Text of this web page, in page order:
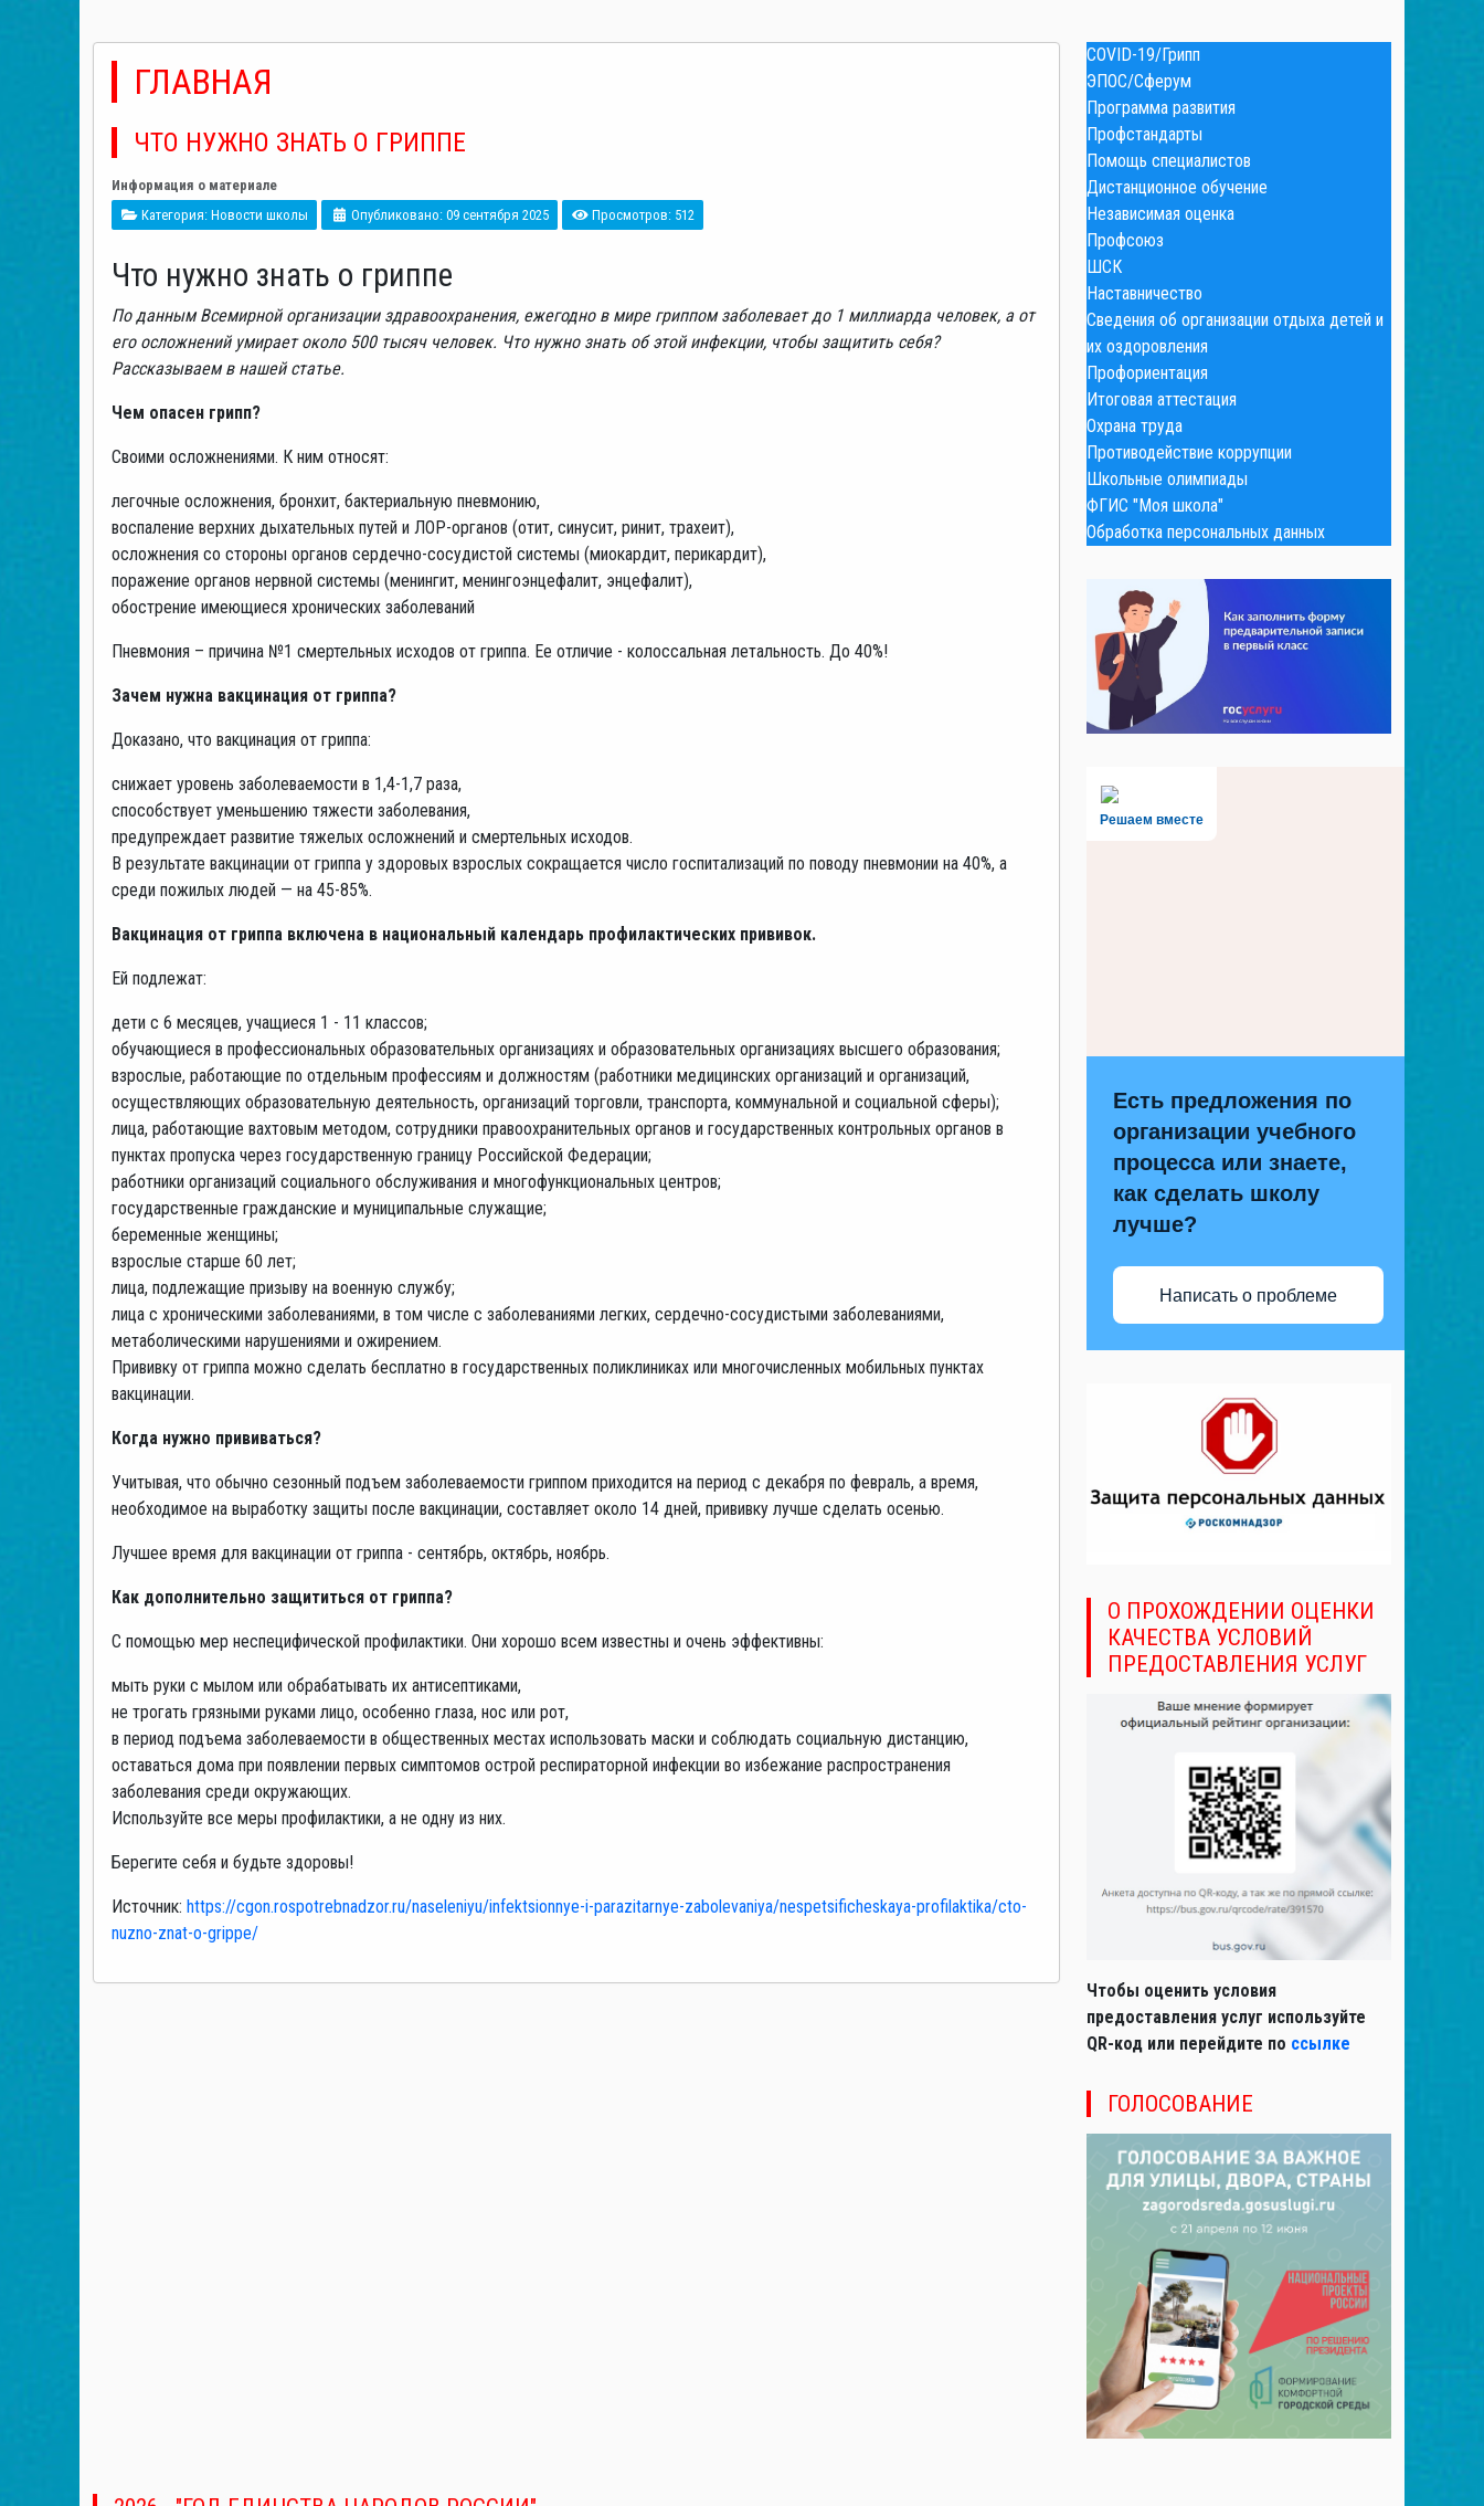
ГЛАВНАЯ
ЧТО НУЖНО ЗНАТЬ О ГРИППЕ
Информация о материале
Категория: Новости школы Опубликовано: 09 сентября 2025 Просмотров: 512
Что нужно знать о гриппе
По данным Всемирной организации здравоохранения, ежегодно в мире гриппом заболевает до 1 миллиарда человек, а от
его осложнений умирает около 500 тысяч человек. Что нужно знать об этой инфекции, чтобы защитить себя?
Рассказываем в нашей статье.
Чем опасен грипп?
Своими осложнениями. К ним относят:
легочные осложнения, бронхит, бактериальную пневмонию,
воспаление верхних дыхательных путей и ЛОР-органов (отит, синусит, ринит, трахеит),
осложнения со стороны органов сердечно-сосудистой системы (миокардит, перикардит),
поражение органов нервной системы (менингит, менингоэнцефалит, энцефалит),
обострение имеющиеся хронических заболеваний
Пневмония – причина №1 смертельных исходов от гриппа. Ее отличие - колоссальная летальность. До 40%!
Зачем нужна вакцинация от гриппа?
Доказано, что вакцинация от гриппа:
снижает уровень заболеваемости в 1,4-1,7 раза,
способствует уменьшению тяжести заболевания,
предупреждает развитие тяжелых осложнений и смертельных исходов.
В результате вакцинации от гриппа у здоровых взрослых сокращается число госпитализаций по поводу пневмонии на 40%, а
среди пожилых людей — на 45-85%.
Вакцинация от гриппа включена в национальный календарь профилактических прививок.
Ей подлежат:
дети с 6 месяцев, учащиеся 1 - 11 классов;
обучающиеся в профессиональных образовательных организациях и образовательных организациях высшего образования;
взрослые, работающие по отдельным профессиям и должностям (работники медицинских организаций и организаций,
осуществляющих образовательную деятельность, организаций торговли, транспорта, коммунальной и социальной сферы);
лица, работающие вахтовым методом, сотрудники правоохранительных органов и государственных контрольных органов в
пунктах пропуска через государственную границу Российской Федерации;
работники организаций социального обслуживания и многофункциональных центров;
государственные гражданские и муниципальные служащие;
беременные женщины;
взрослые старше 60 лет;
лица, подлежащие призыву на военную службу;
лица с хроническими заболеваниями, в том числе с заболеваниями легких, сердечно-сосудистыми заболеваниями,
метаболическими нарушениями и ожирением.
Прививку от гриппа можно сделать бесплатно в государственных поликлиниках или многочисленных мобильных пунктах
вакцинации.
Когда нужно прививаться?
Учитывая, что обычно сезонный подъем заболеваемости гриппом приходится на период с декабря по февраль, а время,
необходимое на выработку защиты после вакцинации, составляет около 14 дней, прививку лучше сделать осенью.
Лучшее время для вакцинации от гриппа - сентябрь, октябрь, ноябрь.
Как дополнительно защититься от гриппа?
С помощью мер неспецифической профилактики. Они хорошо всем известны и очень эффективны:
мыть руки с мылом или обрабатывать их антисептиками,
не трогать грязными руками лицо, особенно глаза, нос или рот,
в период подъема заболеваемости в общественных местах использовать маски и соблюдать социальную дистанцию,
оставаться дома при появлении первых симптомов острой респираторной инфекции во избежание распространения
заболевания среди окружающих.
Используйте все меры профилактики, а не одну из них.
Берегите себя и будьте здоровы!
Источник: https://cgon.rospotrebnadzor.ru/naseleniyu/infektsionnye-i-parazitarnye-zabolevaniya/nespetsificheskaya-profilaktika/cto-
nuzno-znat-o-grippe/
COVID-19/Грипп
ЭПОС/Сферум
Программа развития
Профстандарты
Помощь специалистов
Дистанционное обучение
Независимая оценка
Профсоюз
ШСК
Наставничество
Сведения об организации отдыха детей и
их оздоровления
Профориентация
Итоговая аттестация
Охрана труда
Противодействие коррупции
Школьные олимпиады
ФГИС "Моя школа"
Обработка персональных данных
Решаем вместе
Есть предложения по
организации учебного
процесса или знаете,
как сделать школу
лучше?
Написать о проблеме
О ПРОХОЖДЕНИИ ОЦЕНКИ
КАЧЕСТВА УСЛОВИЙ
ПРЕДОСТАВЛЕНИЯ УСЛУГ
Чтобы оценить условия
предоставления услуг используйте
QR-код или перейдите по ссылке
ГОЛОСОВАНИЕ